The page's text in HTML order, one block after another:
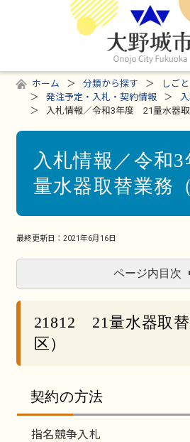
ホーム 分類から探す しご
発注予定・入札・契約情報
入札情報／令和3年度 21量水器取
入札情報／令和
量水器取替業務
最終更新日： 2021年6月16日
ページ内目次
21812 21量水器取
区）
契約の方法
指名競争入札